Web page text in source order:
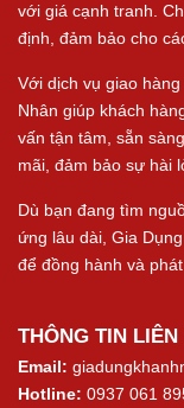
với giá cạnh tranh.
định, đảm bảo cho
Với dịch vụ giao
Nhân giúp khách
vấn tận tâm, sẵn
mãi, đảm bảo sự hài
Dù bạn đang tìm
ứng lâu dài, Gia
để đồng hành và
THÔNG TIN LIÊN
Email:
Hotline: 0937 061